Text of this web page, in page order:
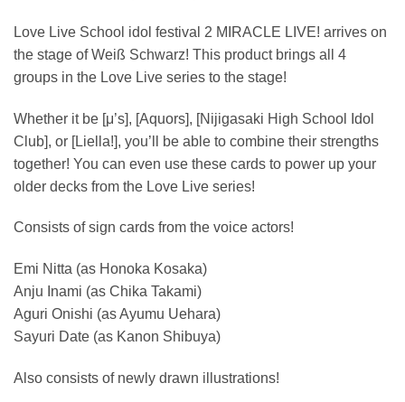
Love Live School idol festival 2 MIRACLE LIVE! arrives on
the stage of Weiß Schwarz! This product brings all 4
groups in the Love Live series to the stage!
Whether it be [μ’s], [Aquors], [Nijigasaki High School Idol
Club], or [Liella!], you’ll be able to combine their strengths
together! You can even use these cards to power up your
older decks from the Love Live series!
Consists of sign cards from the voice actors!
Emi Nitta (as Honoka Kosaka)
Anju Inami (as Chika Takami)
Aguri Onishi (as Ayumu Uehara)
Sayuri Date (as Kanon Shibuya)
Also consists of newly drawn illustrations!